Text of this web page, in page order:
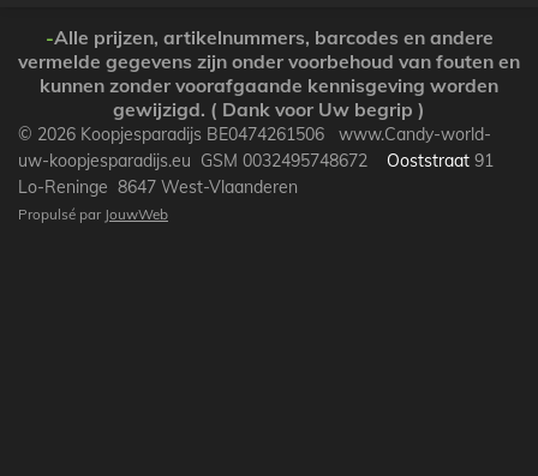
e
e
e
e
-Alle prijzen, artikelnummers, barcodes en andere
vermelde gegevens zijn onder voorbehoud van fouten en
kunnen zonder voorafgaande kennisgeving worden
gewijzigd. ( Dank voor Uw begrip )
© 2026 Koopjesparadijs BE0474261506 www.Candy-world-
uw-koopjesparadijs.eu GSM 0032495748672 Ooststraat 91
Lo-Reninge 8647 West-Vlaanderen
Propulsé par JouwWeb